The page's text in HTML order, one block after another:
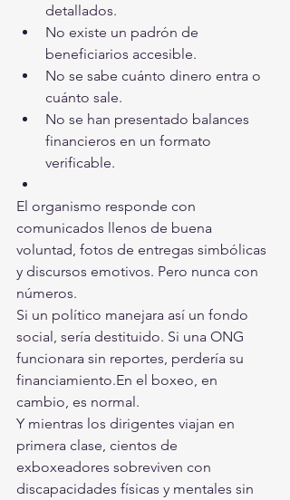
detallados.
No existe un padrón de
beneficiarios accesible.
No se sabe cuánto dinero entra o
cuánto sale.
No se han presentado balances
financieros en un formato
verificable.
El organismo responde con
comunicados llenos de buena
voluntad, fotos de entregas simbólicas
y discursos emotivos. Pero nunca con
números.
Si un político manejara así un fondo
social, sería destituido. Si una ONG
funcionara sin reportes, perdería su
financiamiento.En el boxeo, en
cambio, es normal.
Y mientras los dirigentes viajan en
primera clase, cientos de
exboxeadores sobreviven con
discapacidades físicas y mentales sin